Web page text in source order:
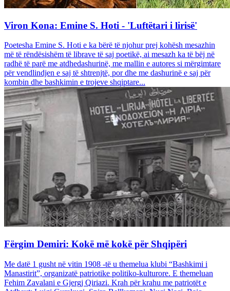
Viron Kona: Emine S. Hoti - 'Luftëtari i lirisë'
Poetesha Emine S. Hoti e ka bërë të njohur prej kohësh mesazhin
më të rëndësishëm të librave të saj poetikë, ai mesazh ka të bëj në
radhë të parë me atdhedashurinë, me mallin e autores si mërgimtare
për vendlindjen e saj të shtrenjtë, por dhe me dashurinë e saj për
kombin dhe bashkimin e trojeve shqiptare...
Fërgim Demiri: Kokë më kokë për Shqipëri
Me datë 1 gusht në vitin 1908 -të u themelua klubi “Bashkimi i
Manastirit”, organizatë patriotike politiko-kulturore. E themeluan
Fehim Zavalani e Gjergj Qiriazi. Krah për krahu me patriotët e